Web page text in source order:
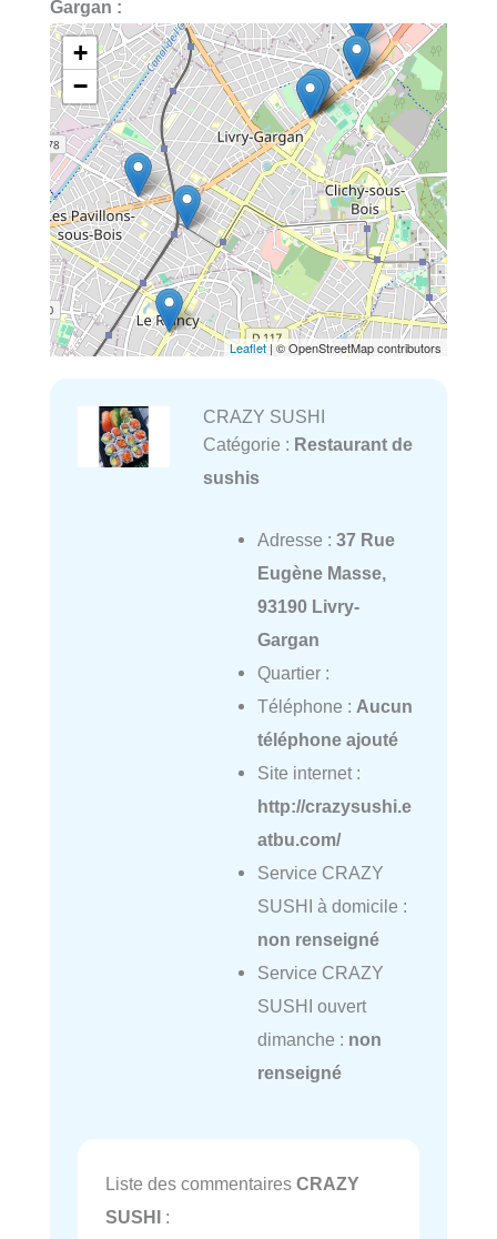
Gargan :
+
−
Leaflet| © OpenStreetMap contributors
CRAZY SUSHI
Catégorie : Restaurant de
sushis
Adresse : 37 Rue
Eugène Masse,
93190 Livry-
Gargan
Quartier :
Téléphone : Aucun
téléphone ajouté
Site internet :
http://crazysushi.e
atbu.com/
Service CRAZY
SUSHI à domicile :
non renseigné
Service CRAZY
SUSHI ouvert
dimanche : non
renseigné
Liste des commentaires CRAZY
SUSHI :